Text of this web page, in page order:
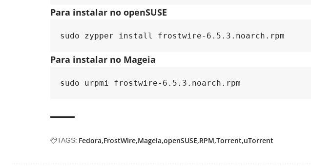
Para instalar no openSUSE
sudo zypper install frostwire-6.5.3.noarch.rpm
Para instalar no Mageia
sudo urpmi frostwire-6.5.3.noarch.rpm
TAGS: Fedora FrostWire Mageia openSUSE RPM Torrent uTorrent